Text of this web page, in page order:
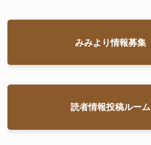
みみより情報募集
読者情報投稿ルーム